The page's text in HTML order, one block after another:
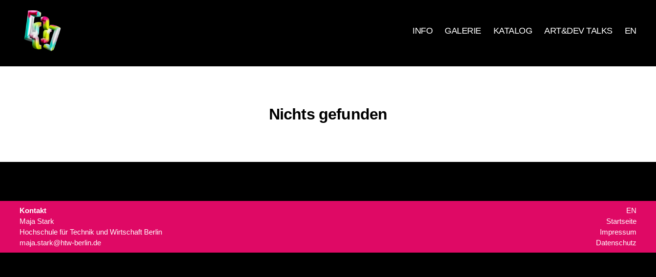
&
INFO GALERIE KATALOG ART&DEV TALKS EN
Nichts gefunden
Kontakt
Maja Stark
Hochschule für Technik und Wirtschaft Berlin
maja.stark@htw-berlin.de
EN
Startseite
Impressum
Datenschutz